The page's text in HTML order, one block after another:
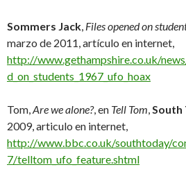
Sommers Jack, Files opened on
marzo de 2011, artículo en internet,
http://www.gethampshire.co.uk/
d_on_students_1967_ufo_hoax
Tom,Are we alone?, en Tell Tom,South
2009, articulo en internet,
http://www.bbc.co.uk/southtoday/
7/telltom_ufo_feature.shtml